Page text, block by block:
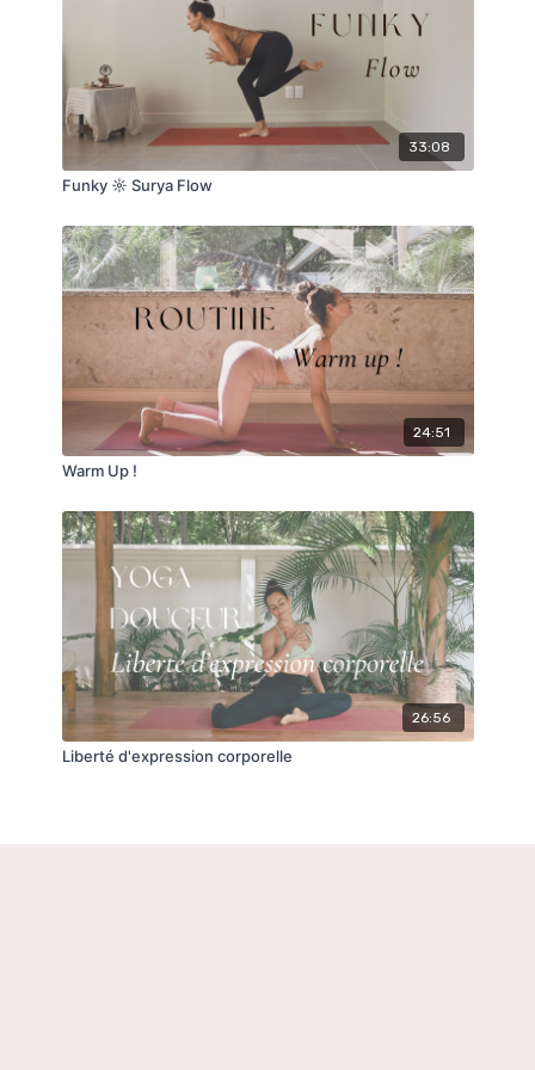
le mouvement, la grâce, la légèreté, l’adaptabilité. Il
prend naissance dans l’espace et bouge à sa guise.
Dans ce flow, l'idée sera d'incarner l'aisance et la
finesse dans chaque mouvement, dans chaque asana
et chaque respiration.
Je vous souhaite une très belle séance.
33:08
Funky ☼ Surya Flow
24:51
Warm Up !
26:56
Liberté d'expression corporelle